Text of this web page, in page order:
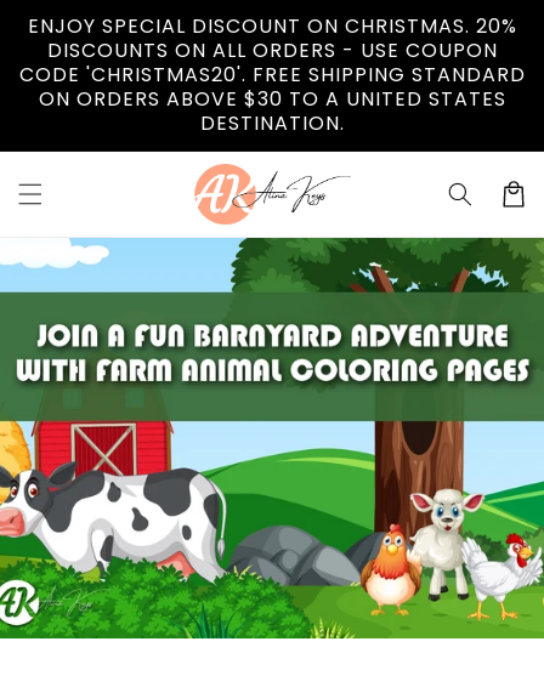
contenuti
ENJOY SPECIAL DISCOUNT ON CHRISTMAS. 20%
DISCOUNTS ON ALL ORDERS - USE COUPON
CODE 'CHRISTMAS20'. FREE SHIPPING STANDARD
ON ORDERS ABOVE $30 TO A UNITED STATES
DESTINATION.